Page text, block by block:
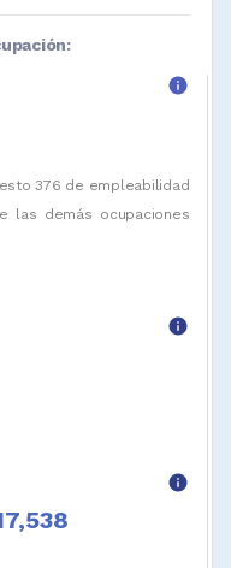
info
376 de empleabilidad
demás ocupaciones
info
info